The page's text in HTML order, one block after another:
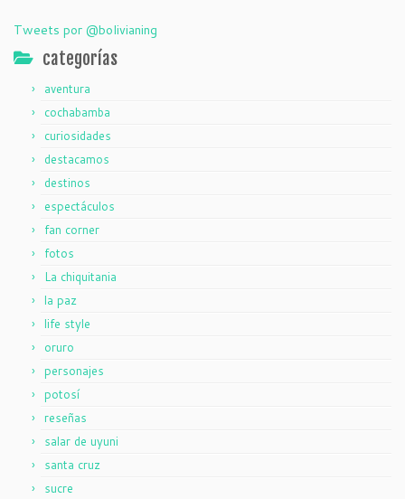
Tweets por @bolivianing
categorías
aventura
cochabamba
curiosidades
destacamos
destinos
espectáculos
fan corner
fotos
La chiquitania
la paz
life style
oruro
personajes
potosí
reseñas
salar de uyuni
santa cruz
sucre